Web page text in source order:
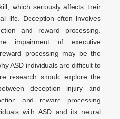
which seriously affects their
life. Deception often involves
and reward processing.
impairment of executive
processing may be the
ASD individuals are difficult to
research should explore the
deception injury and
and reward processing
with ASD and its neural